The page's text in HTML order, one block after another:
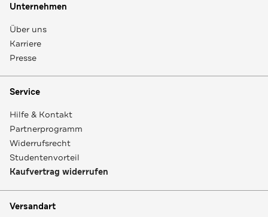
Unternehmen
Über uns
Karriere
Presse
Service
Hilfe & Kontakt
Partnerprogramm
Widerrufsrecht
Studentenvorteil
Kaufvertrag widerrufen
Versandart